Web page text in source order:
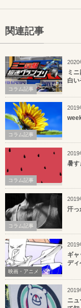
関連記事
2020
コラム記事
ミ
白い
2019
コラム記事
2019
コラム記事
暑す
2019
コラム記事
汗っ
2019
映画・アニメ
ギ
ディ
2019
ニ